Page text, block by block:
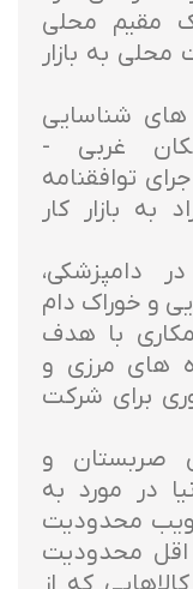
مقیم محلی
به بازار
های شناسایی
غربی -
توافقنامه
به بازار کار
دامپزشکی،
و خوراک دام
با هدف
های مرزی و
برای شرکت
صربستان و
در مورد به
محدودیت
محدودیت